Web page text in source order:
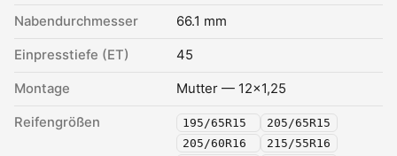
Nabendurchmesser 66.1 mm
Einpresstiefe (ET) 45
Montage Mutter — 12x1,25
Reifengrößen 195/65R15
205/65R15
205/60R16
215/55R16